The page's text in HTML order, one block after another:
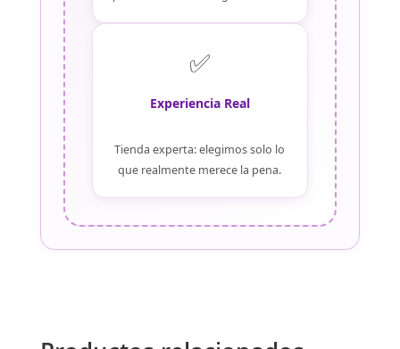
✅
Experiencia Real
Tienda experta: elegimos solo lo
que realmente merece la pena.